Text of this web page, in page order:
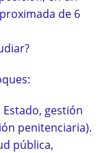
de 6
gestión
penitenciaria).
pública,